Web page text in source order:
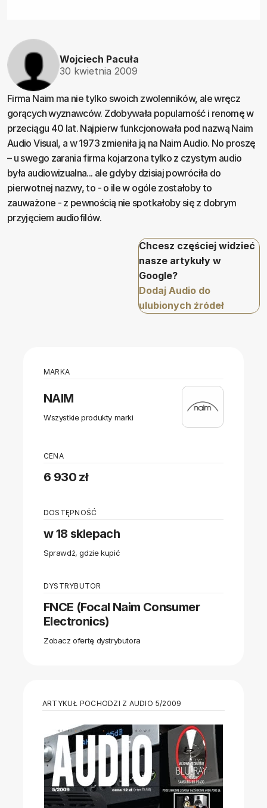
Wojciech Pacuła
30 kwietnia 2009
Firma Naim ma nie tylko swoich zwolenników, ale wręcz
gorących wyznawców. Zdobywała popularność i renomę w
przeciągu 40 lat. Najpierw funkcjonowała pod nazwą Naim
Audio Visual, a w 1973 zmieniła ją na Naim Audio. No proszę
– u swego zarania firma kojarzona tylko z czystym audio
była audiowizualna... ale gdyby dzisiaj powróciła do
pierwotnej nazwy, to - o ile w ogóle zostałoby to
zauważone - z pewnością nie spotkałoby się z dobrym
przyjęciem audiofilów.
Chcesz częściej widzieć
nasze artykuły w
Google?
Dodaj Audio do
ulubionych źródeł
MARKA
NAIM
Wszystkie produkty marki
CENA
6 930 zł
DOSTĘPNOŚĆ
w 18 sklepach
Sprawdź, gdzie kupić
DYSTRYBUTOR
FNCE (Focal Naim Consumer
Electronics)
Zobacz ofertę dystrybutora
ARTYKUŁ POCHODZI Z AUDIO 5/2009